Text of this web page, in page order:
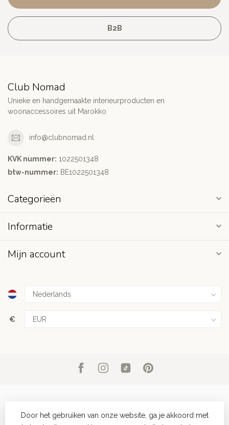
B2B
Club Nomad
Unieke en handgemaakte interieurproducten en
woonaccessoires uit Marokko
info@clubnomad.nl
KVK nummer: 1022501348
btw-nummer: BE1022501348
Categorieën
Informatie
Mijn account
€
Door het gebruiken van onze website, ga je akkoord met